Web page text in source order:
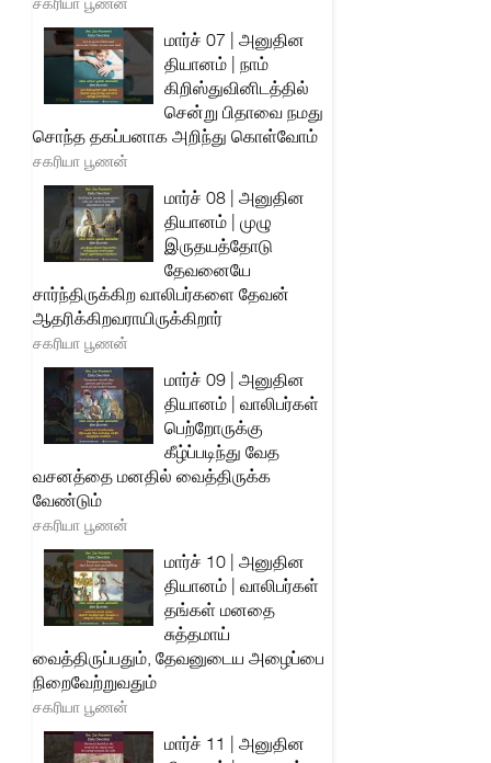
மார்ச் 07 | அனுதின
தியானம் | நாம்
கிறிஸ்துவினிடத்தில்
சென்று பிதாவை நமது
சொந்த தகப்பனாக அறிந்து கொள்வோம்
சகரியா பூணன்
மார்ச் 08 | அனுதின
தியானம் | முழு
இருதயத்தோடு
தேவனையே
சார்ந்திருக்கிற வாலிபர்களை தேவன்
ஆதரிக்கிறவராயிருக்கிறார்
சகரியா பூணன்
மார்ச் 09 | அனுதின
தியானம் | வாலிபர்கள்
பெற்றோருக்கு
கீழ்ப்படிந்து வேத
வசனத்தை மனதில் வைத்திருக்க
வேண்டும்
சகரியா பூணன்
மார்ச் 10 | அனுதின
தியானம் | வாலிபர்கள்
தங்கள் மனதை
சுத்தமாய்
வைத்திருப்பதும், தேவனுடைய அழைப்பை
நிறைவேற்றுவதும்
சகரியா பூணன்
மார்ச் 11 | அனுதின